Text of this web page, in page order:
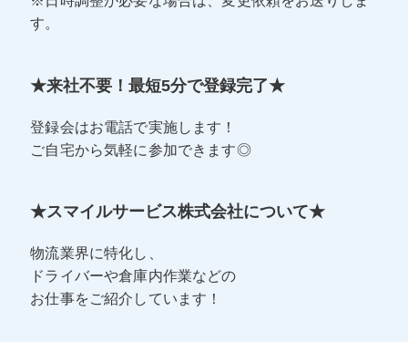
す。
★来社不要！最短5分で登録完了★
登録会はお電話で実施します！
ご自宅から気軽に参加できます◎
★スマイルサービス株式会社について★
物流業界に特化し、
ドライバーや倉庫内作業などの
お仕事をご紹介しています！